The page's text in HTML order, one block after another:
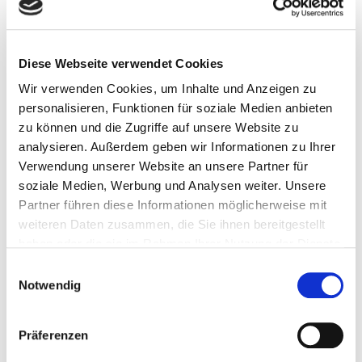
Diese Webseite verwendet Cookies
Wir verwenden Cookies, um Inhalte und Anzeigen zu
personalisieren, Funktionen für soziale Medien anbieten
zu können und die Zugriffe auf unsere Website zu
analysieren. Außerdem geben wir Informationen zu Ihrer
Verwendung unserer Website an unsere Partner für
soziale Medien, Werbung und Analysen weiter. Unsere
Partner führen diese Informationen möglicherweise mit
weiteren Daten zusammen, die Sie ihnen bereitgestellt
Notwendig
Präferenzen
Sprich mit dem inneren Kritiker
Selbstbeobachtung & Selbstreflexion
Selbstmitgefühl & Selbstliebe
Selbstakzeptanz bedeutet nicht, Fehler zu ignorieren,